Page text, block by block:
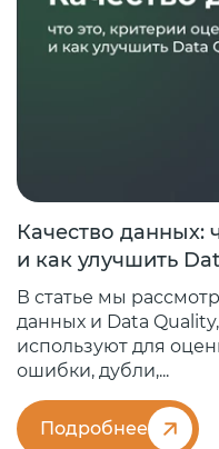
Качество данных:
и как улучшить
В статье мы
данных и Data
используют для
ошибки, дубли,...
Подробнее